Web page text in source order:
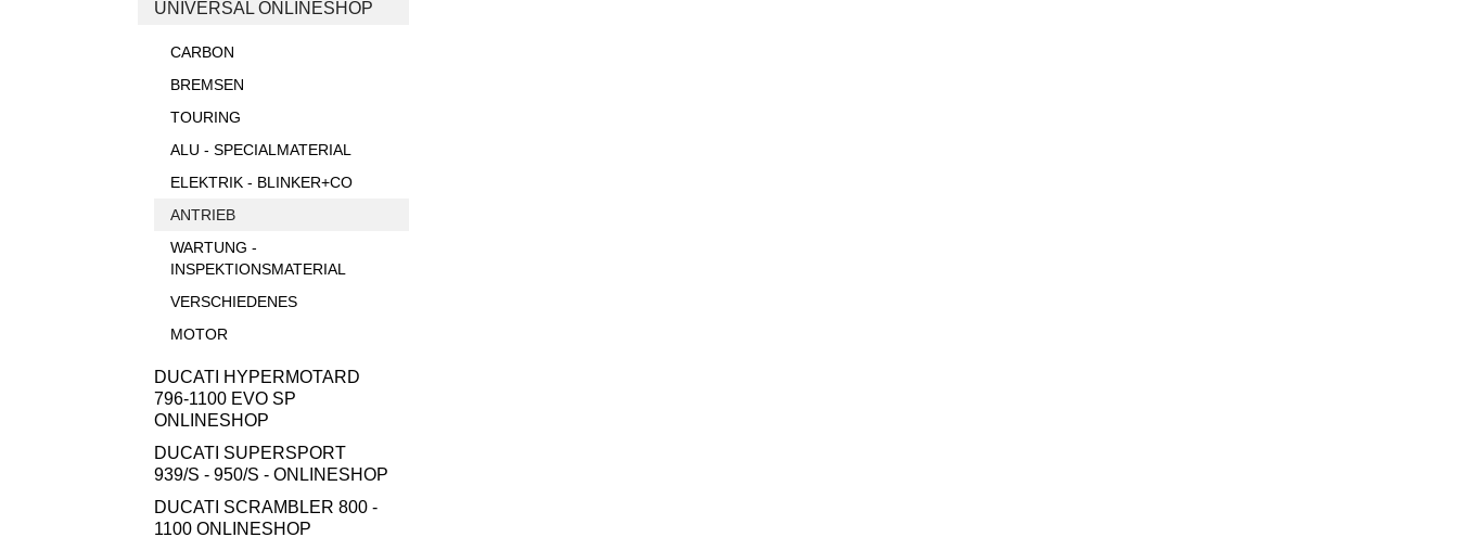
UNIVERSAL ONLINESHOP
CARBON
BREMSEN
TOURING
ALU - SPECIALMATERIAL
ELEKTRIK - BLINKER+CO
ANTRIEB
WARTUNG -
INSPEKTIONSMATERIAL
VERSCHIEDENES
MOTOR
DUCATI HYPERMOTARD
796-1100 EVO SP
ONLINESHOP
DUCATI SUPERSPORT
939/S - 950/S - ONLINESHOP
DUCATI SCRAMBLER 800 -
1100 ONLINESHOP